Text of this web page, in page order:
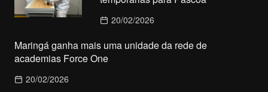
20/02/2026
Maringá ganha mais uma unidade da rede de
academias Force One
20/02/2026